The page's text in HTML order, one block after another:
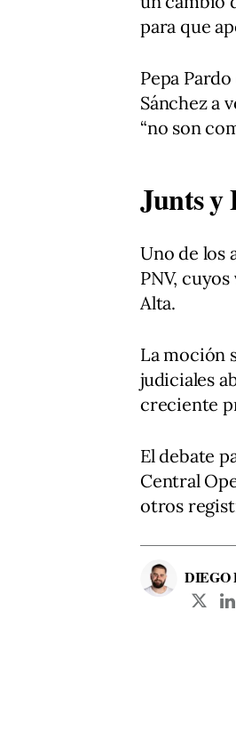
para que
Pepa
Sánchez a
“no son
Junts y
Uno de los
PNV,
Alta.
La moción
judiciales
creciente
El debate
Central
otros
DIEGO